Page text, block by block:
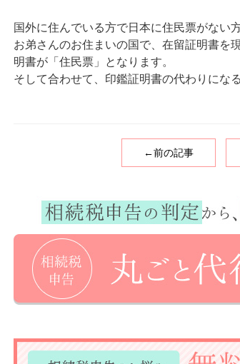
国外に住んでいる方で日本に住民票がない
お弟さんのお住まいの国で、在留証明書を
明書が「住民票」となります。
そして合わせて、印鑑証明書の代わりにな
←前の記事